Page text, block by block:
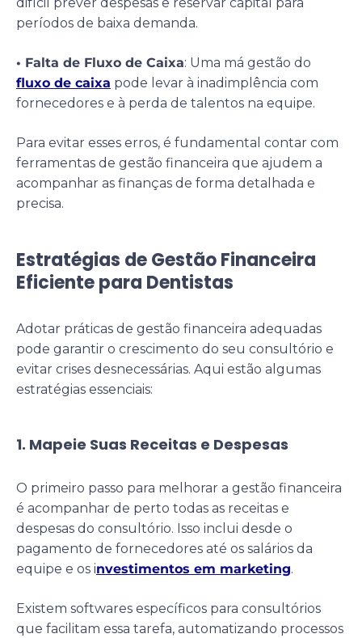
períodos de baixa demanda.
• Falta de Fluxo de Caixa: Uma má gestão do
fluxo de caixa pode levar à inadimplência com
fornecedores e à perda de talentos na equipe.
Para evitar esses erros, é fundamental contar com
ferramentas de gestão financeira que ajudem a
acompanhar as finanças de forma detalhada e
precisa.
Estratégias de Gestão Financeira
Eficiente para Dentistas
Adotar práticas de gestão financeira adequadas
pode garantir o crescimento do seu consultório e
evitar crises desnecessárias. Aqui estão algumas
estratégias essenciais:
1. Mapeie Suas Receitas e Despesas
O primeiro passo para melhorar a gestão financeira
é acompanhar de perto todas as receitas e
despesas do consultório. Isso inclui desde o
pagamento de fornecedores até os salários da
equipe e os investimentos em marketing.
Existem softwares específicos para consultórios
que facilitam essa tarefa, automatizando processos